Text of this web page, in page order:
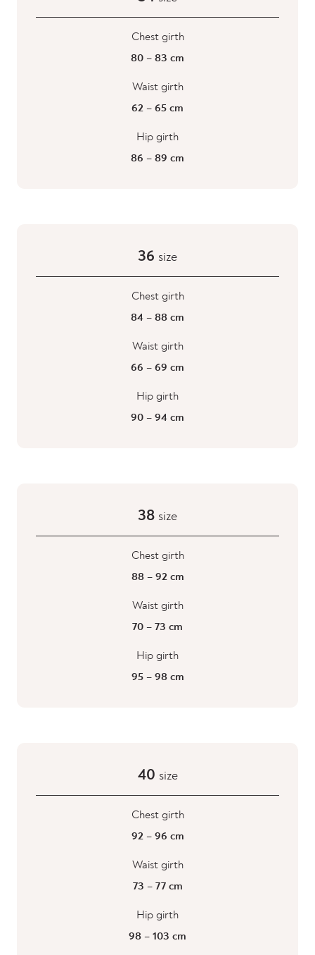
Chest girth
80 – 83 cm
Waist girth
62 – 65 cm
Hip girth
86 – 89 cm
36 size
Chest girth
84 – 88 cm
Waist girth
66 – 69 cm
Hip girth
90 – 94 cm
38 size
Chest girth
88 – 92 cm
Waist girth
70 – 73 cm
Hip girth
95 – 98 cm
40 size
Chest girth
92 – 96 cm
Waist girth
73 – 77 cm
Hip girth
98 – 103 cm